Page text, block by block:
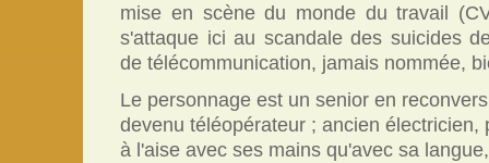
mise en scène du monde du travail
s'attaque ici au scandale des suicides
de télécommunication, jamais nommée,
Le personnage est un senior en
devenu téléopérateur ; ancien électricien,
à l'aise avec ses mains qu'avec sa langue,